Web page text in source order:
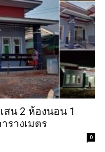
น 2 ห้องนอน 1
รางเมตร
0